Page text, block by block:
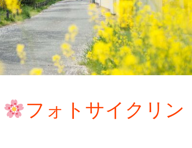
フォトサイクリン